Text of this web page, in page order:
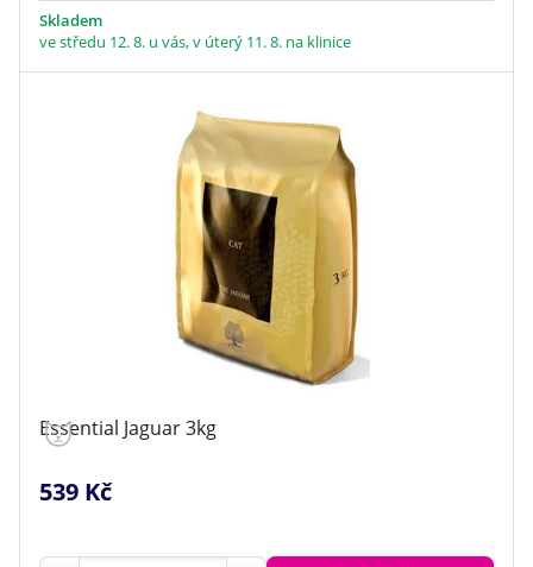
Skladem
ve středu 12. 8. u vás, v úterý 11. 8. na klinice
Essential Jaguar 3kg
539 Kč